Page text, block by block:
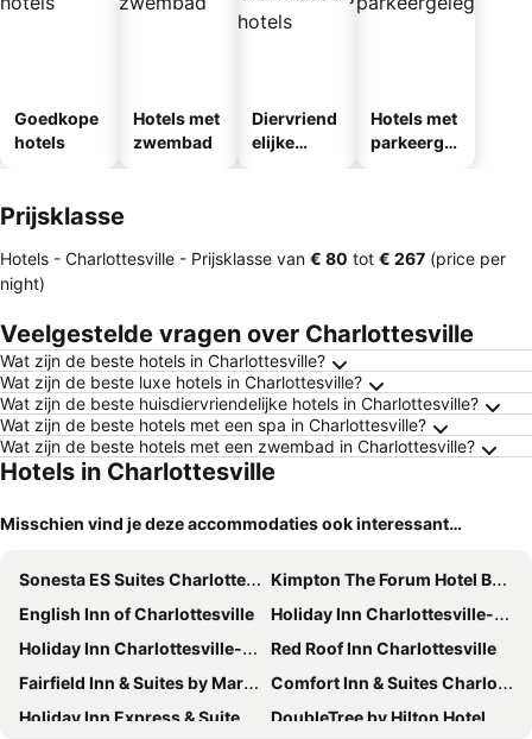
Goedkope
hotels
Hotels met
zwembad
Diervriend
elijke
Hotels met
parkeergel
Prijsklasse
Hotels - Charlottesville - Prijsklasse van ‎€ 80 tot ‎€ 267 (price per
night)
Veelgestelde vragen over Charlottesville
Wat zijn de beste hotels in Charlottesville?
Wat zijn de beste luxe hotels in Charlottesville?
Wat zijn de beste huisdiervriendelijke hotels in Charlottesville?
Wat zijn de beste hotels met een spa in Charlottesville?
Wat zijn de beste hotels met een zwembad in Charlottesville?
Hotels in Charlottesville
Misschien vind je deze accommodaties ook interessant…
Sonesta ES Suites Charlottesville University
Kimpton The Forum Hotel By Ihg
English Inn of Charlottesville
Holiday Inn Charlottesville-monticello By Ihg
Holiday Inn Charlottesville-univ Area By Ihg
Red Roof Inn Charlottesville
Fairfield Inn & Suites by Marriott Charlottesville Downtown/University Area
Comfort Inn & Suites Charlottesville Hollymead Town Center
Holiday Inn Express & Suites Charlottesville - Ruckersville By Ihg
DoubleTree by Hilton Hotel Charlottesville